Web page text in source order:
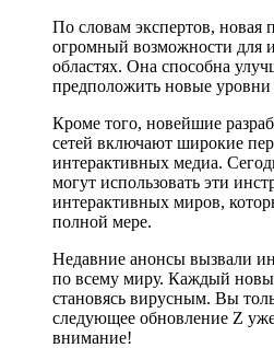
По словам экспертов, новая
огромный возможности для
областях. Она способна
предположить новые уровни
Кроме того, новейшие
сетей включают широкие
интерактивных медиа.
могут использовать эти
интерактивных миров,
полной мере.
Недавние анонсы вызвали
по всему миру. Каждый
становясь вирусным. Вы
следующее обновление Z
внимание!